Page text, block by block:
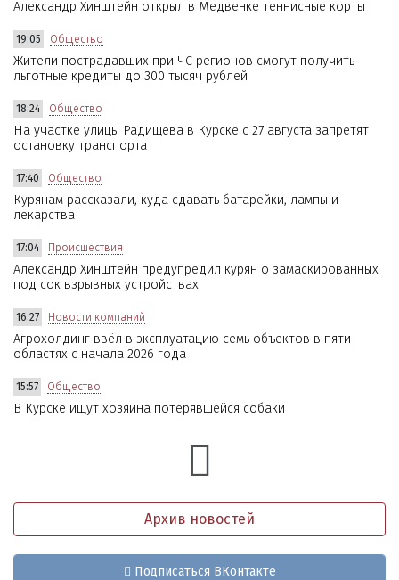
Александр Хинштейн открыл в Медвенке теннисные корты
19:05 Общество
Жители пострадавших при ЧС регионов смогут получить
льготные кредиты до 300 тысяч рублей
18:24 Общество
На участке улицы Радищева в Курске с 27 августа запретят
остановку транспорта
17:40 Общество
Курянам рассказали, куда сдавать батарейки, лампы и
лекарства
17:04 Происшествия
Александр Хинштейн предупредил курян о замаскированных
под сок взрывных устройствах
16:27 Новости компаний
Агрохолдинг ввёл в эксплуатацию семь объектов в пяти
областях с начала 2026 года
15:57 Общество
В Курске ищут хозяина потерявшейся собаки
Архив новостей
Подписаться ВКонтакте